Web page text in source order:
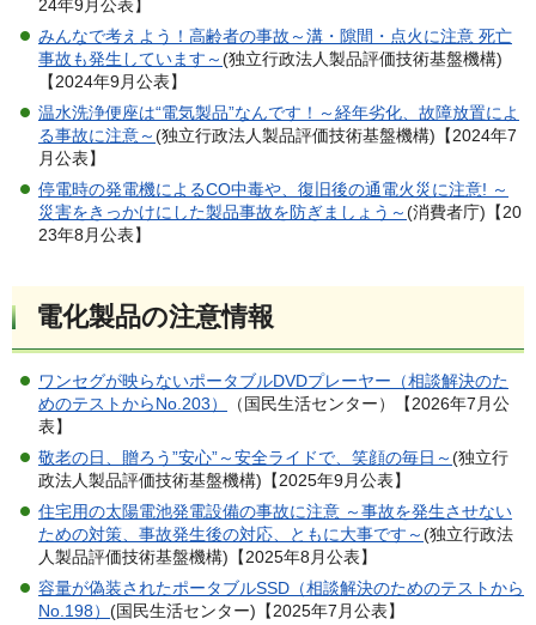
24年9月公表】
みんなで考えよう！高齢者の事故～溝・隙間・点火に注意 死亡
事故も発生しています～(独立行政法人製品評価技術基盤機構)
【2024年9月公表】
温水洗浄便座は“電気製品”なんです！～経年劣化、故障放置によ
る事故に注意～(独立行政法人製品評価技術基盤機構)【2024年7
月公表】
停電時の発電機によるCO中毒や、復旧後の通電火災に注意! ～
災害をきっかけにした製品事故を防ぎましょう～(消費者庁)【20
23年8月公表】
電化製品の注意情報
ワンセグが映らないポータブルDVDプレーヤー（相談解決のた
めのテストからNo.203）
（国民生活センター）【2026年7月公
表】
敬老の日、贈ろう”安心”～安全ライドで、笑顔の毎日～(独立行
政法人製品評価技術基盤機構)【2025年9月公表】
住宅用の太陽電池発電設備の事故に注意 ～事故を発生させない
ための対策、事故発生後の対応、ともに大事です～(独立行政法
人製品評価技術基盤機構)【2025年8月公表】
容量が偽装されたポータブルSSD（相談解決のためのテストから
No.198） (国民生活センター)【2025年7月公表】